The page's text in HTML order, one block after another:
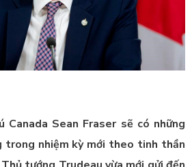
Sean Fraser sẽ có những
trong nhiệm kỳ mới theo tinh thần